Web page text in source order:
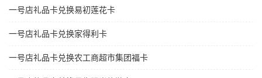
一号店礼品卡兑换易初莲花卡
一号店礼品卡兑换家得利卡
一号店礼品卡兑换农工商超市集团福卡